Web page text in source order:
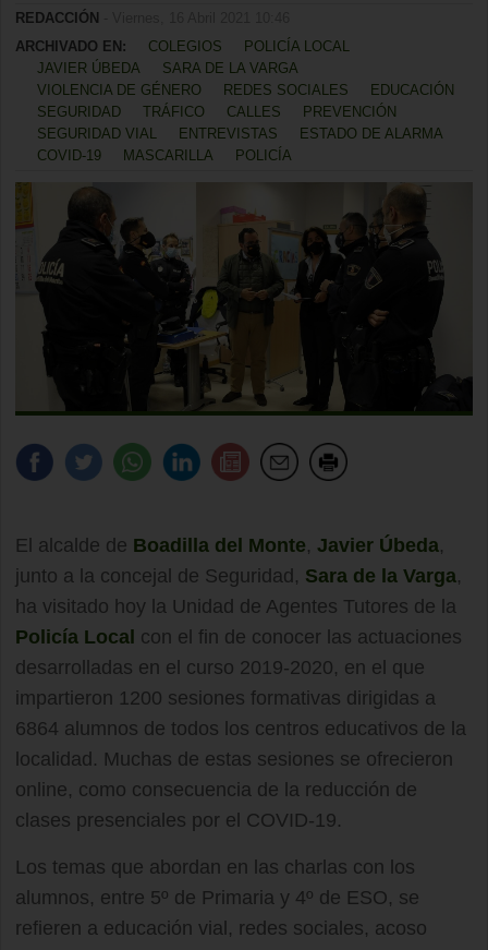
REDACCIÓN
ARCHIVADO EN:
COLEGIOS
POLICÍA LOCAL
JAVIER ÚBEDA
SARA DE LA VARGA
VIOLENCIA DE GÉNERO
REDES SOCIALES
EDUCACIÓN
SEGURIDAD
TRÁFICO CALLES
PREVENCIÓN
SEGURIDAD VIAL
ENTREVISTAS
ESTADO DE ALARMA
COVID-19
MASCARILLA POLICÍA
El alcalde de Boadilla del Monte, Javier Úbeda,
junto a la concejal de Seguridad, Sara de la Varga,
ha visitado hoy la Unidad de Agentes Tutores de la
Policía Local con el fin de conocer las actuaciones
desarrolladas en el curso 2019-2020, en el que
impartieron 1200 sesiones formativas dirigidas a
6864 alumnos de todos los centros educativos de la
localidad. Muchas de estas sesiones se ofrecieron
online, como consecuencia de la reducción de
clases presenciales por el COVID-19.
Los temas que abordan en las charlas con los
alumnos, entre 5º de Primaria y 4º de ESO, se
refieren a educación vial, redes sociales, acoso